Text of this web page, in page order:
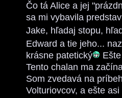
Čo tá Alice a jej
sa mi vybavila
Jake, hľadaj stopu,
Edward a tie jeho...
krásne patetický
Tento chalan ma
Som zvedavá na
Volturiovcov, a ešte